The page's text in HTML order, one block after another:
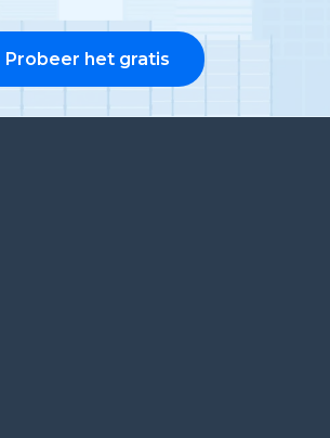
Probeer het gratis